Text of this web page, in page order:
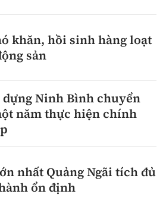
khăn, hồi sinh hàng loạt
sản
dựng Ninh Bình chuyển
năm thực hiện chính
nhất Quảng Ngãi tích đủ
ổn định